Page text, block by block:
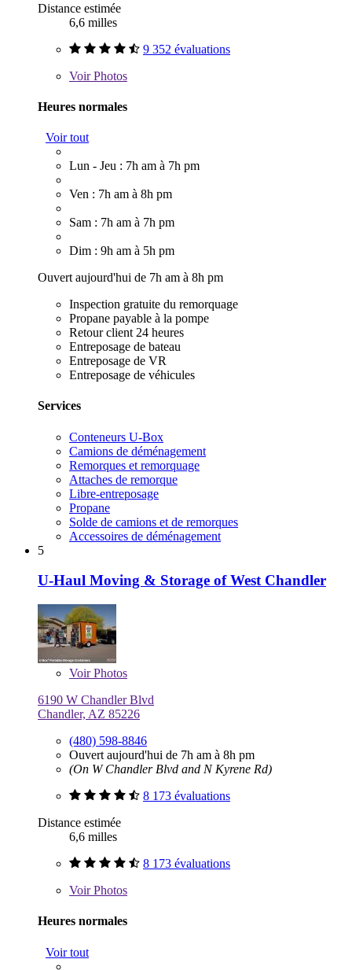
Distance estimée
6,6 milles
9 352 évaluations
VoirPhotos
Heures normales
Voir tout
Lun - Jeu : 7h am à 7h pm
Ven : 7h am à 8h pm
Sam : 7h am à 7h pm
Dim : 9h am à 5h pm
Ouvert aujourd'hui de 7h am à 8h pm
Inspection gratuite du remorquage
Propane payable à la pompe
Retour client 24 heures
Entreposage de bateau
Entreposage de VR
Entreposage de véhicules
Services
Conteneurs U-Box
Camions de déménagement
Remorques et remorquage
Attaches de remorque
Libre-entreposage
Propane
Solde de camions et de remorques
Accessoires de déménagement
5
U-Haul Moving & Storage of West Chandler
VoirPhotos
6190 W Chandler Blvd
Chandler, AZ 85226
(480) 598-8846
Ouvert aujourd'hui de 7h am à 8h pm
(On W Chandler Blvd and N Kyrene Rd)
8 173 évaluations
Distance estimée
6,6 milles
8 173 évaluations
VoirPhotos
Heures normales
Voir tout